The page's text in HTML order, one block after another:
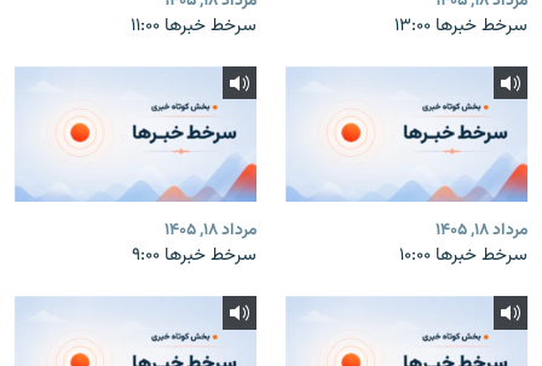
سرخط خبرها ۱۳:۰۰ سرخط خبرها ۱۱:۰۰
مرداد ۱۸, ۱۴۰۵
سرخط خبرها ۱۰:۰۰
مرداد ۱۸, ۱۴۰۵
سرخط خبرها ۹:۰۰